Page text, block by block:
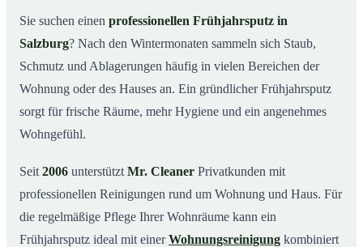
03Was kostet ein Frühjahrsputz in Salzburg?
04Warum Mr. Cleaner in Salzburg?
05Typische Anlässe für einen Frühjahrsputz
Jetzt Angebot einholen
Sie suchen einen professionellen Frühjahrsputz in
Salzburg? Nach den Wintermonaten sammeln sich Staub,
Schmutz und Ablagerungen häufig in vielen Bereichen der
Wohnung oder des Hauses an. Ein gründlicher Frühjahrsputz
sorgt für frische Räume, mehr Hygiene und ein angenehmes
Wohngefühl.
Seit 2006 unterstützt Mr. Cleaner Privatkunden mit
professionellen Reinigungen rund um Wohnung und Haus. Für
die regelmäßige Pflege Ihrer Wohnräume kann ein
Frühjahrsputz ideal mit einerWohnungsreinigung kombiniert